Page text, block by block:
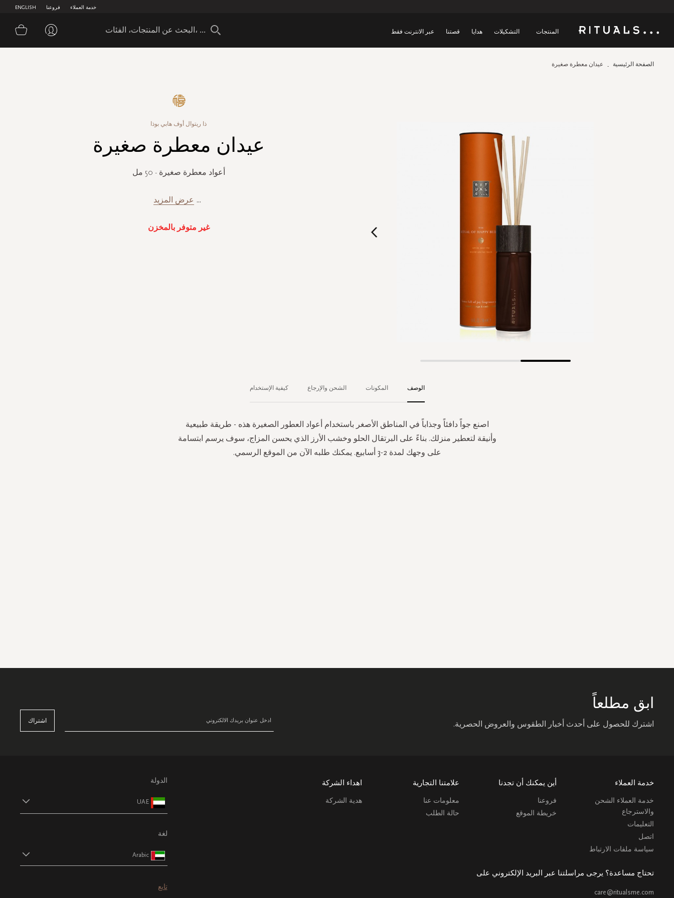
ENGLISH فروعنا خدمة العملاء
المنتجات التشكيلات هدايا قصتنا عبر الانترنت فقط سلة
الصفحة الرئيسية عيدان معطرة صغيرة
ذا ريتوال أوف هابي بوذا
عيدان معطرة صغيرة
أعواد معطرة صغيرة - 50 مل
... عرض المزيد
غير متوفر بالمخزن
الوصف
اصنع جواً دافئاً وجذاباً في المناطق الأصغر باستخدام أعواد العطور الصغيرة هذه - طريقة طبيعية
وأنيقة لتعطير منزلك. بناءً على البرتقال الحلو وخشب الأرز الذي يحسن المزاج، سوف يرسم ابتسامة
على وجهك لمدة 2-3 أسابيع. يمكنك طلبه الآن من الموقع الرسمي.
المكونات الشحن والإرجاع كيفية الإستخدام
ابق مطلعاً
اشترك للحصول على أحدث أخبار الطقوس والعروض الحصرية. اشتراك
خدمة العملاء
خدمة العملاء الشحن
والاسترجاع
التعليمات
اتصل
سياسة ملفات الارتباط
أين يمكنك أن تجدنا
فروعنا
خريطة الموقع
علامتنا التجارية
معلومات عنا
حالة الطلب
اهداء الشركة
هدية الشركة
تحتاج مساعدة؟ يرجى مراسلتنا عبر البريد الإلكتروني على
care@ritualsme.com
الدولة
UAE
لغة
Arabic
تابع